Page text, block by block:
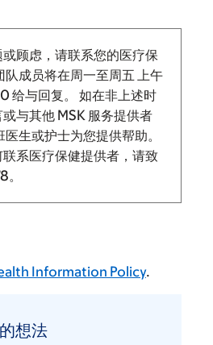
顾虑，请联系您的医疗保
队成员将在周一至周五 上午
给与回复。
如在非上述时
与其他 MSK 服务提供者
生或护士为您提供帮助。
系医疗保健提供者，请致
。
Information Policy.
想法